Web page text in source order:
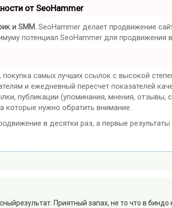
от SeoHammer
и SMM. SeoHammer делает продвижение
потенциал SeoHammer для продвижения
самых лучших ссылок с высокой
и ежедневный пересчет показателей
публикации (упоминания, мнения, отзывы,
которые нужно обратить внимание.
в десятки раз, а первые
Приятный запах, не то что в